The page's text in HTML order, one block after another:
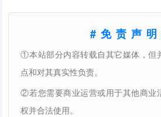
#免责声
①本站部分内容转载自其它媒体，但
点和对其真实性负责。
②若您需要商业运营或用于其他商业
权并合法使用。